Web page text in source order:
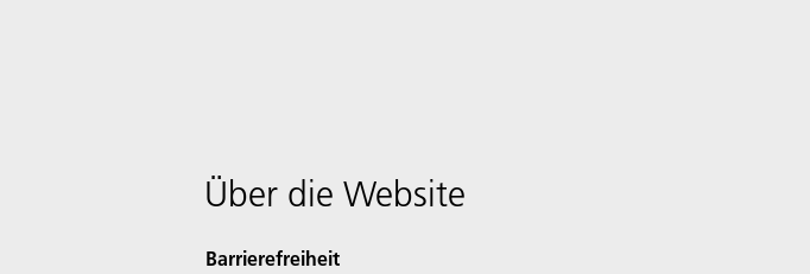
Über die Website
Barrierefreiheit